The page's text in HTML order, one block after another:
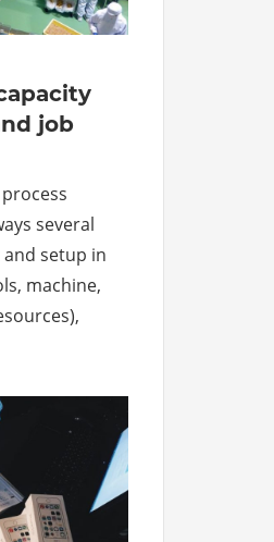
job
several
setup in
machine,